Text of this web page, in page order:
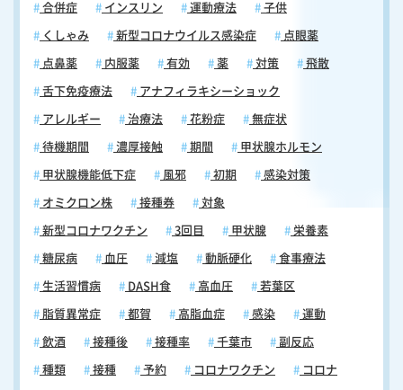
合併症 インスリン 運動療法 子供
くしゃみ 新型コロナウイルス感染症 点眼薬
点鼻薬 内服薬 有効 薬 対策 飛散
舌下免疫療法 アナフィラキシーショック
アレルギー 治療法 花粉症 無症状
待機期間 濃厚接触 期間 甲状腺ホルモン
甲状腺機能低下症 風邪 初期 感染対策
オミクロン株 接種券 対象
新型コロナワクチン 3回目 甲状腺 栄養素
糖尿病 血圧 減塩 動脈硬化 食事療法
生活習慣病 DASH食 高血圧 若葉区
脂質異常症 都賀 高脂血症 感染 運動
飲酒 接種後 接種率 千葉市 副反応
種類 接種 予約 コロナワクチン コロナ